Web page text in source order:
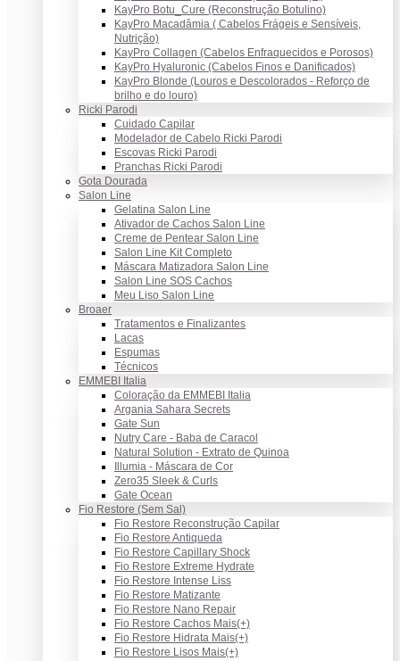
KayPro Botu_Cure (Reconstrução Botulino)
KayPro Macadâmia ( Cabelos Frágeis e Sensíveis,
Nutrição)
KayPro Collagen (Cabelos Enfraquecidos e Porosos)
KayPro Hyaluronic (Cabelos Finos e Danificados)
KayPro Blonde (Louros e Descolorados - Reforço de
brilho e do louro)
Ricki Parodi
Cuidado Capilar
Modelador de Cabelo Ricki Parodi
Escovas Ricki Parodi
Pranchas Ricki Parodi
Gota Dourada
Salon Line
Gelatina Salon Line
Ativador de Cachos Salon Line
Creme de Pentear Salon Line
Salon Line Kit Completo
Máscara Matizadora Salon Line
Salon Line SOS Cachos
Meu Liso Salon Line
Broaer
Tratamentos e Finalizantes
Lacas
Espumas
Técnicos
EMMEBI Italia
Coloração da EMMEBI Italia
Argania Sahara Secrets
Gate Sun
Nutry Care - Baba de Caracol
Natural Solution - Extrato de Quinoa
Illumia - Máscara de Cor
Zero35 Sleek & Curls
Gate Ocean
Fio Restore (Sem Sal)
Fio Restore Reconstrução Capilar
Fio Restore Antiqueda
Fio Restore Capillary Shock
Fio Restore Extreme Hydrate
Fio Restore Intense Liss
Fio Restore Matizante
Fio Restore Nano Repair
Fio Restore Cachos Mais(+)
Fio Restore Hidrata Mais(+)
Fio Restore Lisos Mais(+)